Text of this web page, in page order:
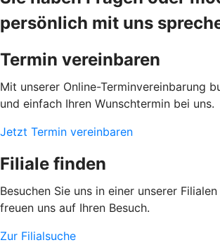
persönlich mit uns
Termin vereinbaren
Mit unserer Online-Terminvereinbarung
und einfach Ihren Wunschtermin bei uns.
Jetzt Termin vereinbaren
Filiale finden
Besuchen Sie uns in einer unserer
freuen uns auf Ihren Besuch.
Zur Filialsuche